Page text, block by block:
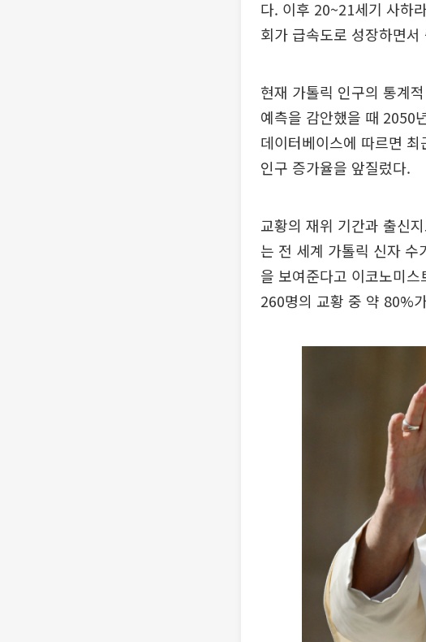
다. 이후 20~21세기 사하
회가 급속도로 성장하면
현재 가톨릭 인구의 통계
예측을 감안했을 때 2050
데이터베이스에 따르면
인구 증가율을 앞질렀다.
교황의 재위 기간과 출신
는 전 세계 가톨릭 신자
을 보여준다고 이코노미
260명의 교황 중 약 80%